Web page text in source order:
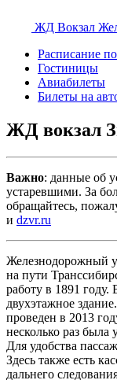
ЖД Вокзал
Расписание
Гостиницы
Авиабилеты
Билеты на
ЖД вокзал
Важно: данные об
устаревшими. За
обращайтесь,
и dzvr.ru
Железнодорожный
на пути
работу в 1891 году.
двухэтажное
проведен в 2013
несколько раз
Для удобства
Здесь также есть
дальнего